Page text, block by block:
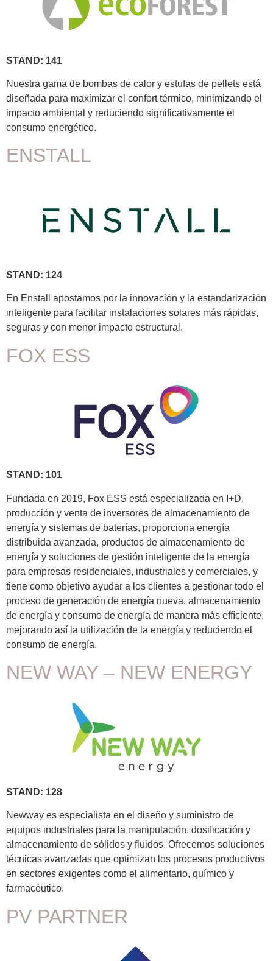
STAND: 141
Nuestra gama de bombas de calor y estufas de pellets está
diseñada para maximizar el confort térmico, minimizando el
impacto ambiental y reduciendo significativamente el
consumo energético.
ENSTALL
STAND: 124
En Enstall apostamos por la innovación y la estandarización
inteligente para facilitar instalaciones solares más rápidas,
seguras y con menor impacto estructural.
FOX ESS
STAND: 101
Fundada en 2019, Fox ESS está especializada en I+D,
producción y venta de inversores de almacenamiento de
energía y sistemas de baterías, proporciona energía
distribuida avanzada, productos de almacenamiento de
energía y soluciones de gestión inteligente de la energía
para empresas residenciales, industriales y comerciales, y
tiene como objetivo ayudar a los clientes a gestionar todo el
proceso de generación de energía nueva, almacenamiento
de energía y consumo de energía de manera más efﬁciente,
mejorando así la utilización de la energía y reduciendo el
consumo de energía.
NEW WAY – NEW ENERGY
STAND: 128
Newway es especialista en el diseño y suministro de
equipos industriales para la manipulación, dosificación y
almacenamiento de sólidos y fluidos. Ofrecemos soluciones
técnicas avanzadas que optimizan los procesos productivos
en sectores exigentes como el alimentario, químico y
farmacéutico.
PV PARTNER